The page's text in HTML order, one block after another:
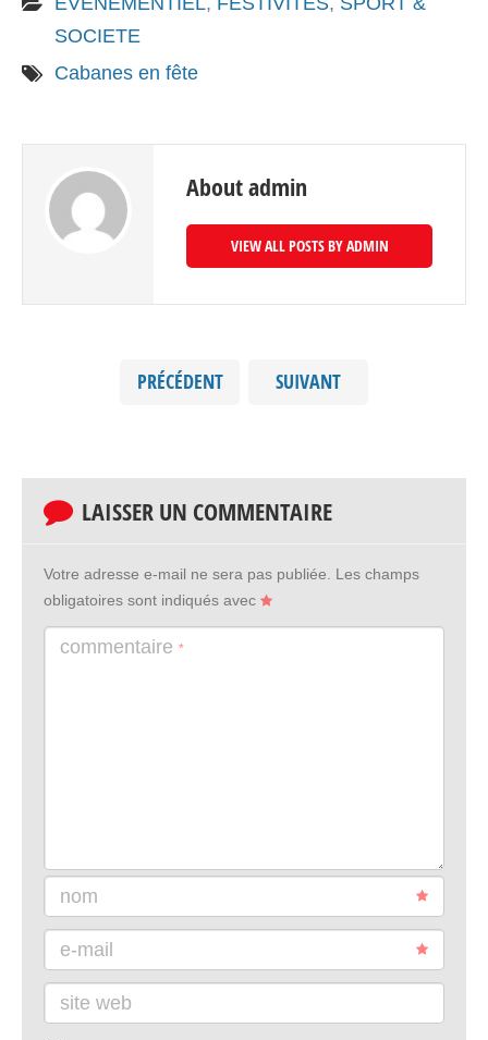
SOCIETE
Cabanes en fête
About admin
VIEW ALL POSTS BY ADMIN
PRÉCÉDENT SUIVANT
LAISSER UN COMMENTAIRE
Votre adresse e-mail ne sera pas publiée.
Les champs
obligatoires sont indiqués avec
commentaire *
nom
e-mail
site web